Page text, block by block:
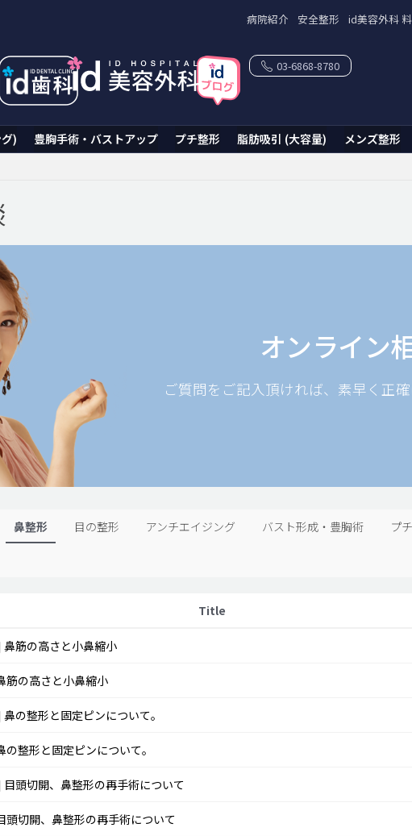
病院紹介 安全整形 id美容外科
) 豊胸手術・バストアップ プチ整形 脂肪吸引 (大容量) メンズ整形
03-6868-8780
オンライン
ご質問をご記入頂ければ、素早く正確
鼻整形 目の整形 アンチエイジング バスト形成・豊胸術 プ
Title
鼻筋の高さと小鼻縮小
筋の高さと小鼻縮小
鼻の整形と固定ピンについて。
の整形と固定ピンについて。
目頭切開、鼻整形の再手術について
頭切開、鼻整形の再手術について